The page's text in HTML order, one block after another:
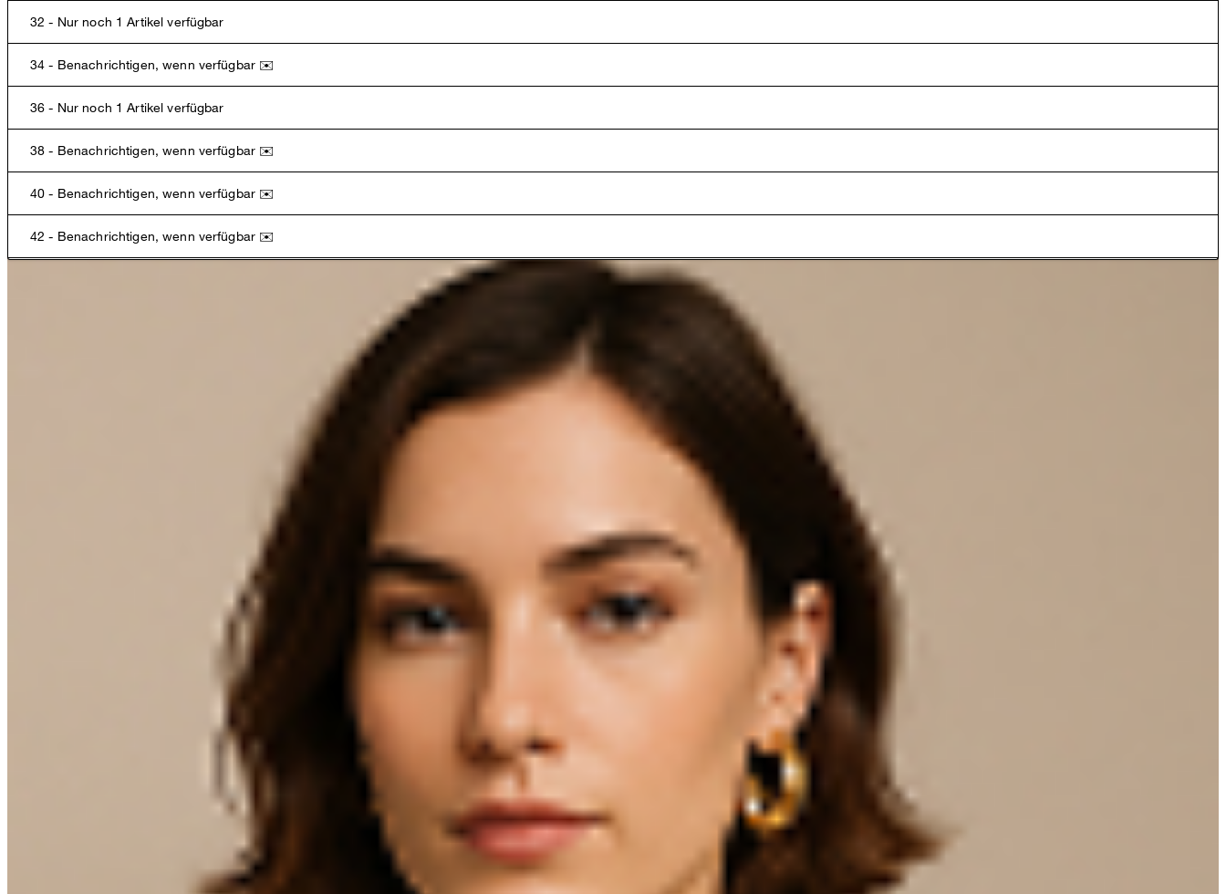
32 - Nur noch 1 Artikel verfügbar
34 - Benachrichtigen, wenn verfügbar ✉️
36 - Nur noch 1 Artikel verfügbar
38 - Benachrichtigen, wenn verfügbar ✉️
40 - Benachrichtigen, wenn verfügbar ✉️
42 - Benachrichtigen, wenn verfügbar ✉️
In den Warenkorb
Das macht diesen Artikel besonders
In leichter Crêpe-Qualität und im ärmellosen Design mit Schulterpolstern überzeugt das Eggshape-Kleid als stilvolles Piece. Ein rückseitiger Schlüsselloch-Ausschnitt mit akzentvollem Knopf ergänzt den
Style, während formgebende Nähte und ein Bewegungsschlitz das Item stimmig abrunden.